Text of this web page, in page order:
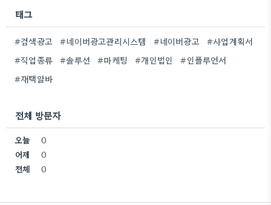
태그
#검색광고 #네이버광고관리시스템 #네이버광고
#사업계획서
#직업종류
#솔루션 #마케팅 #개인법인
#인플루언서
#재택알바
전체 방문자
오늘
0
어제
0
전체
0